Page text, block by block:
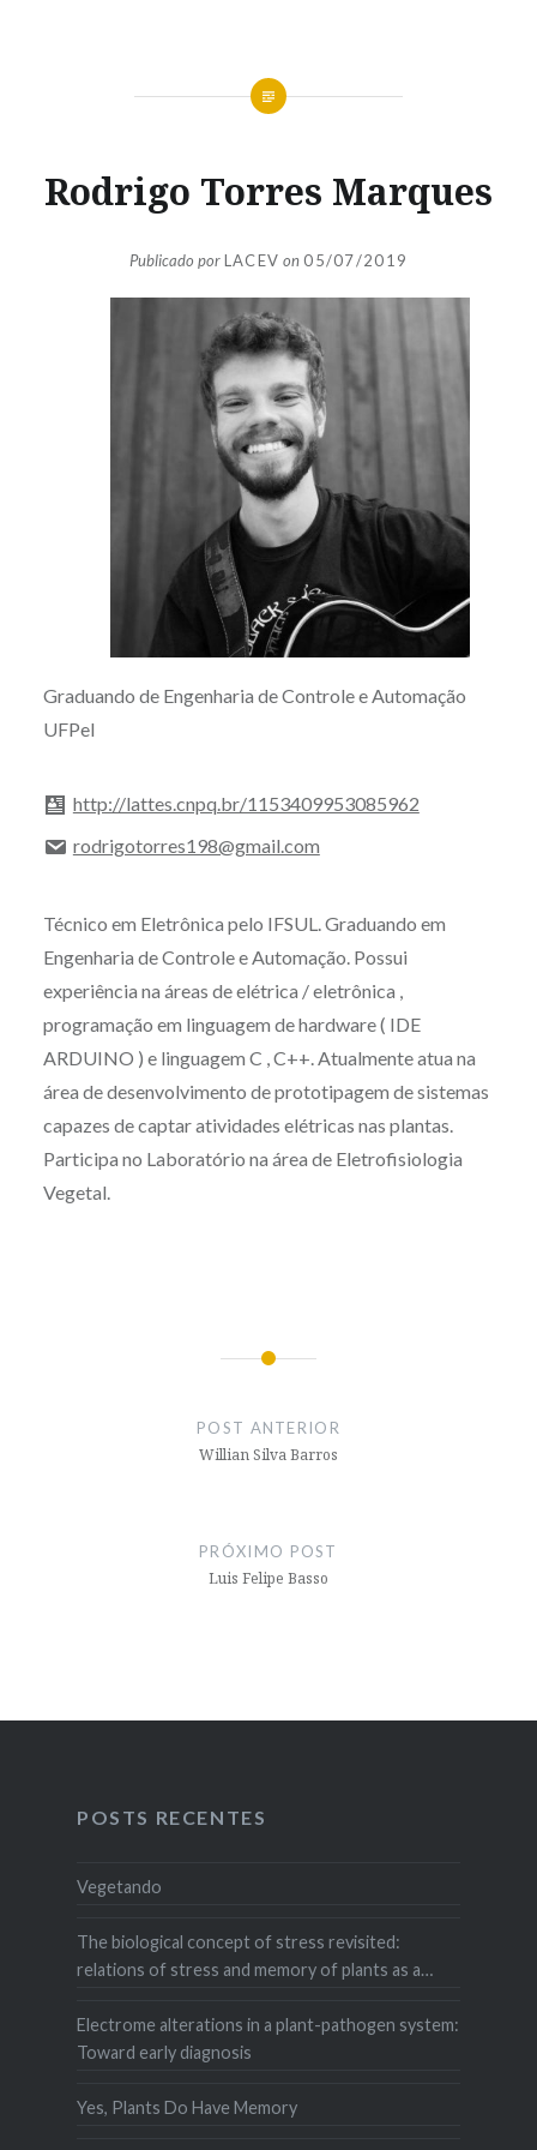
Rodrigo Torres Marques
Publicado porLACEV on05/07/2019
Graduando de Engenharia de Controle e Automação
UFPel
http://lattes.cnpq.br/1153409953085962
rodrigotorres198@gmail.com
Técnico em Eletrônica pelo IFSUL. Graduando em
Engenharia de Controle e Automação. Possui
experiência na áreas de elétrica / eletrônica ,
programação em linguagem de hardware ( IDE
ARDUINO ) e linguagem C , C++. Atualmente atua na
área de desenvolvimento de prototipagem de sistemas
capazes de captar atividades elétricas nas plantas.
Participa no Laboratório na área de Eletrofisiologia
Vegetal.
POST ANTERIOR
Willian Silva Barros
PRÓXIMO POST
Luis Felipe Basso
POSTS RECENTES
Vegetando
The biological concept of stress revisited:
relations of stress and memory of plants as a
Electrome alterations in a plant-pathogen system:
Toward early diagnosis
Yes, Plants Do Have Memory